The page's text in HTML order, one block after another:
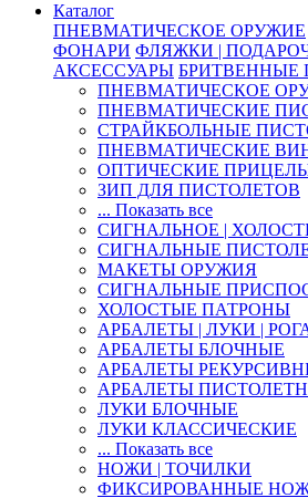
Каталог
ПНЕВМАТИЧЕСКОЕ ОРУЖИЕ
ФОНАРИ ФЛЯЖКИ |
АКСЕССУАРЫ БРИТВЕННЫЕ
ПНЕВМАТИЧЕСКОЕ
ПНЕВМАТИЧЕСКИЕ
СТРАЙКБОЛЬНЫЕ
ПНЕВМАТИЧЕСКИЕ
ОПТИЧЕСКИЕ
ЗИП ДЛЯ ПИСТОЛЕТОВ
... Показать все
СИГНАЛЬНОЕ |
СИГНАЛЬНЫЕ
МАКЕТЫ ОРУЖИЯ
СИГНАЛЬНЫЕ
ХОЛОСТЫЕ ПАТРОНЫ
АРБАЛЕТЫ | ЛУКИ |
АРБАЛЕТЫ БЛОЧНЫЕ
АРБАЛЕТЫ
АРБАЛЕТЫ
ЛУКИ БЛОЧНЫЕ
ЛУКИ КЛАССИЧЕСКИЕ
... Показать все
НОЖИ | ТОЧИЛКИ
ФИКСИРОВАННЫЕ